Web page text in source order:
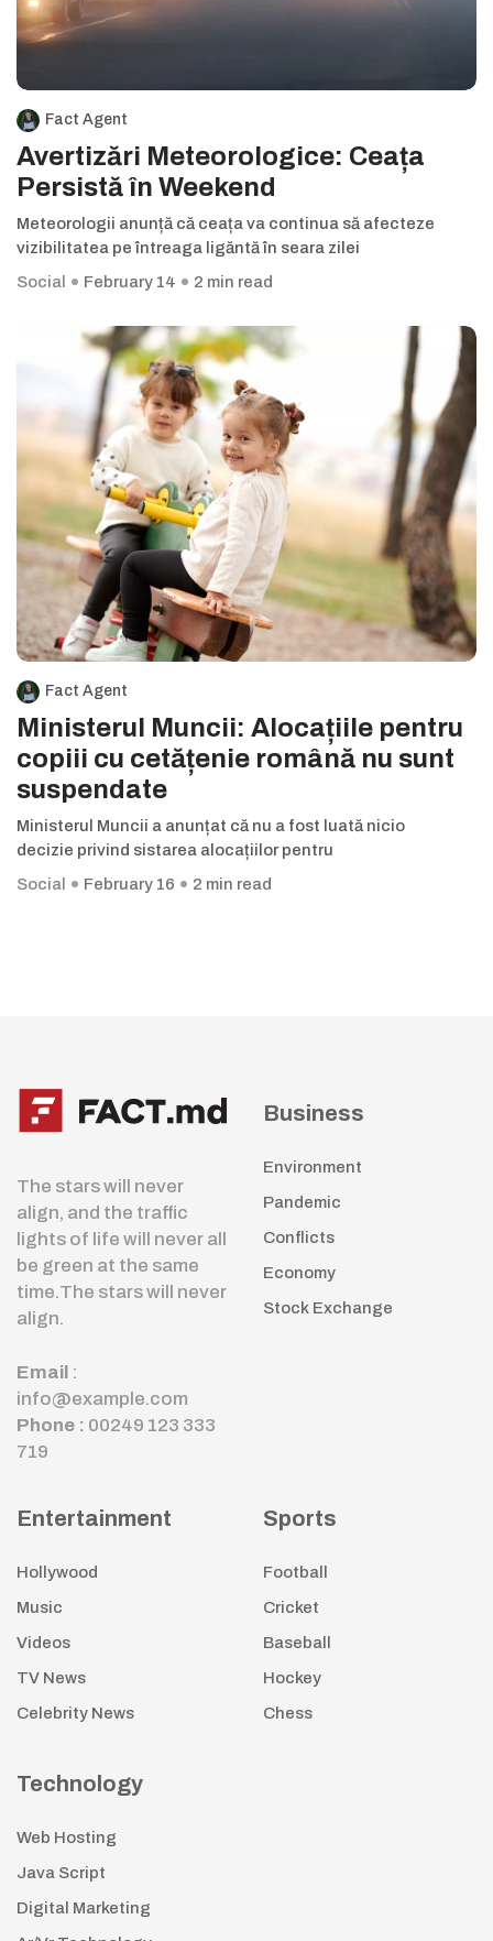
Fact Agent
Avertizări Meteorologice: Ceața
Persistă în Weekend
Meteorologii anunță că ceața va continua să afecteze
vizibilitatea pe întreaga ligăntă în seara zilei
Social
February 14 2 min read
Fact Agent
Ministerul Muncii: Alocațiile pentru
copiii cu cetățenie română nu sunt
suspendate
Ministerul Muncii a anunțat că nu a fost luată nicio
decizie privind sistarea alocațiilor pentru
Social
February 16 2 min read
The stars will never
align, and the traffic
lights of life will never all
be green at the same
time.The stars will never
align.
Email :
info@example.com
Phone : 00249 123 333
719
Business
Environment
Pandemic
Conflicts
Economy
Stock Exchange
Entertainment
Hollywood
Music
Videos
TV News
Celebrity News
Sports
Football
Cricket
Baseball
Hockey
Chess
Technology
Web Hosting
Java Script
Digital Marketing